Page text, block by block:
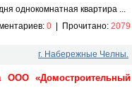
однокомнатная квартира ...
0 Прочитано: 2079
г. Набережные Челны.
ООО «Домостроительный